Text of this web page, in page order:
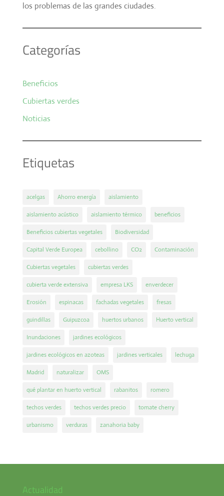
los problemas de las grandes ciudades.
Categorías
Beneficios
Cubiertas verdes
Noticias
Etiquetas
acelgas Ahorro energía aislamiento
aislamiento acústico aislamiento térmico beneficios
Beneficios cubiertas vegetales Biodiversidad
Capital Verde Europea cebollino CO2 Contaminación
Cubiertas vegetales cubiertas verdes
cubierta verde extensiva empresa LKS enverdecer
Erosión espinacas fachadas vegetales fresas
guindillas Guipuzcoa huertos urbanos Huerto vertical
Inundaciones jardines ecológicos
jardines ecológicos en azoteas jardines verticales lechuga
Madrid naturalizar OMS
qué plantar en huerto vertical rabanitos romero
techos verdes techos verdes precio tomate cherry
urbanismo verduras zanahoria baby
Actualidad